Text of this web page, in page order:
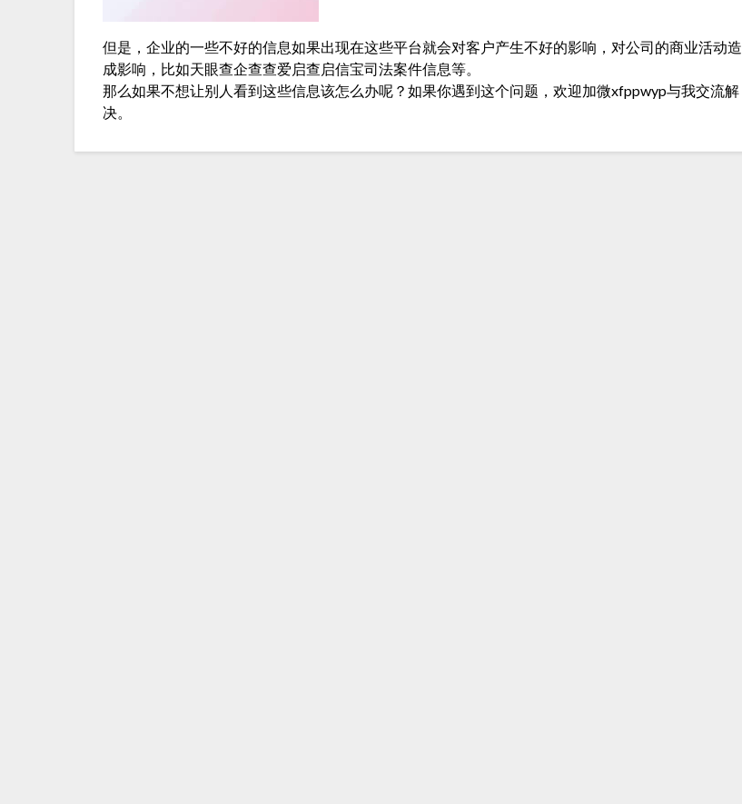
但是，企业的一些不好的信息如果出现在这些平台就会对客户产生不好的影响，对公司的商业活动造
成影响，比如天眼查企查查爱启查启信宝司法案件信息等。
那么如果不想让别人看到这些信息该怎么办呢？如果你遇到这个问题，欢迎加微xfppwyp与我交流解
决。